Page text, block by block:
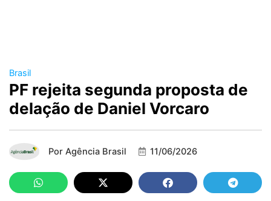
Brasil
PF rejeita segunda proposta de
delação de Daniel Vorcaro
Por Agência Brasil 11/06/2026